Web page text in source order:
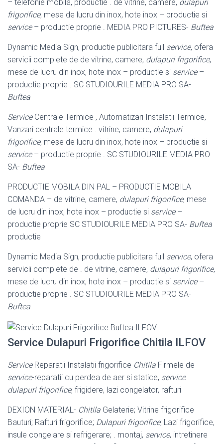
– telefonie mobila, productie . de vitrine, camere, dulapuri
frigorifice, mese de lucru din inox, hote inox – productie si
service– productie proprie . MEDIA PRO PICTURES- Buftea
Dynamic Media Sign, productie publicitara full service, ofera
servicii complete de de vitrine, camere, dulapuri frigorifice,
mese de lucru din inox, hote inox – productie si service–
productie proprie . SC STUDIOURILE MEDIA PRO SA-
Buftea
ServiceCentrale Termice , Automatizari Instalatii Termice,
Vanzari centrale termice . vitrine, camere, dulapuri
frigorifice, mese de lucru din inox, hote inox – productie si
service– productie proprie . SC STUDIOURILE MEDIA PRO
SA- Buftea
PRODUCTIE MOBILA DIN PAL – PRODUCTIE MOBILA
COMANDA – de vitrine, camere, dulapuri frigorifice, mese
de lucru din inox, hote inox – productie si service–
productie proprie SC STUDIOURILE MEDIA PRO SA- Buftea
productie
Dynamic Media Sign, productie publicitara full service, ofera
servicii complete de . de vitrine, camere, dulapuri frigorifice,
mese de lucru din inox, hote inox – productie si service–
productie proprie . SC STUDIOURILE MEDIA PRO SA-
Buftea
Service Dulapuri Frigorifice Chitila ILFOV
ServiceReparatii Instalatii frigorifice Chitila Firmele de
service-reparatii cu perdea de aer si statice, service
dulapuri frigorifice, frigidere, lazi congelator, rafturi
DEXION MATERIAL- Chitila Gelaterie; Vitrine frigorifice
Bauturi; Rafturi frigorifice; Dulapuri frigorifice; Lazi frigorifice,
insule congelare si refrigerare; . montaj, service, intretinere